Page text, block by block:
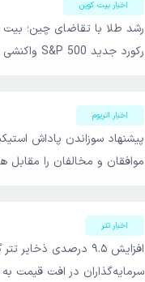
اخبار بیت کوین
رشد طلا با تقاضای چین؛ بیت
رکورد جدید S&P 500 واکنشی نشان نداد
اخبار اتریوم
پیشنهاد سوزاندن پاداش
موافقان و مخالفان را مقابل
اخبار تتر
افزایش ۹.۵ درصدی ذخایر
سرمایه‌گذاران در افت قیمت